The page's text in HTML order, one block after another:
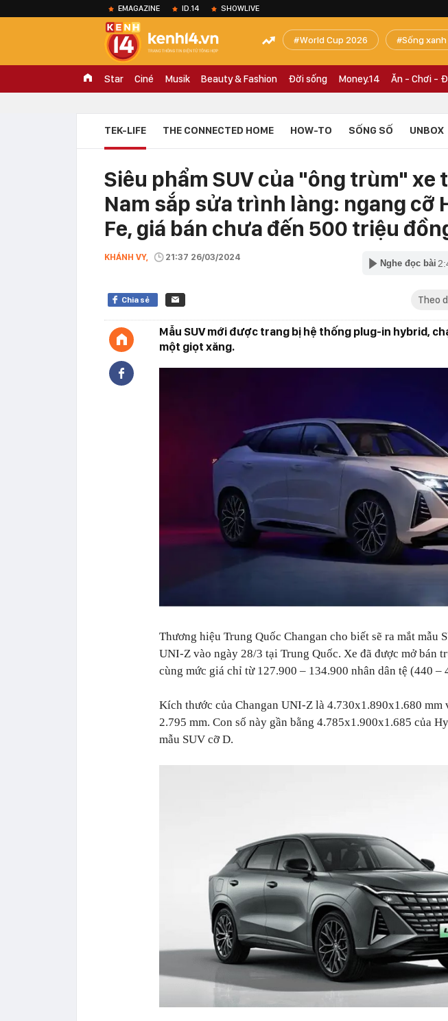
EMAGAZINE ID.14 SHOWLIVE
World Cup 2026 Sống
Star Ciné Musik Beauty & Fashion Đời sống Money.14 Ăn - Chơi -
TEK-LIFE THE CONNECTED HOME HOW-TO SỐNG SỐ UNBOX
Siêu phẩm SUV của "ông trùm" xe
Nam sắp sửa trình làng: ngang cỡ
Fe, giá bán chưa đến 500 triệu
KHÁNH VY, 21:37 26/03/2024
Nghe đọc bài
Chia sẻ Theo
Mẫu SUV mới được trang bị hệ thống plug-in hybrid,
một giọt xăng.
Thương hiệu Trung Quốc Changan cho biết sẽ ra mắt mẫu
UNI-Z vào ngày 28/3 tại Trung Quốc. Xe đã được mở bán
cùng mức giá chỉ từ 127.900 – 134.900 nhân dân tệ (440 –
Kích thước của Changan UNI-Z là 4.730x1.890x1.680 mm
2.795 mm. Con số này gần bằng 4.785x1.900x1.685 của
mẫu SUV cỡ D.